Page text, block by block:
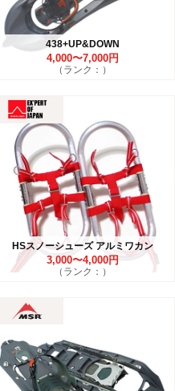
438+UP&DOWN
4,000〜7,000円
（ランク：）
HSスノーシューズ アルミワカン
3,000〜4,000円
（ランク：）